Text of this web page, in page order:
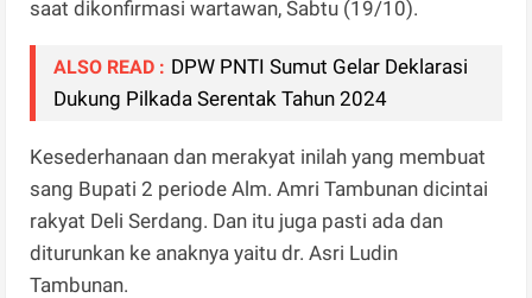
saat dikonfirmasi wartawan, Sabtu (19/10).
ALSO READ : DPW PNTI Sumut Gelar Deklarasi
Dukung Pilkada Serentak Tahun 2024
Kesederhanaan dan merakyat inilah yang membuat
sang Bupati 2 periode Alm. Amri Tambunan dicintai
rakyat Deli Serdang. Dan itu juga pasti ada dan
diturunkan ke anaknya yaitu dr. Asri Ludin
Tambunan.